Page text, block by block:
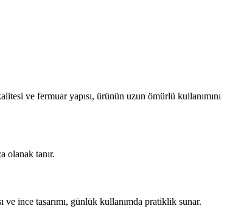
ve fermuar yapısı, ürünün uzun ömürlü kullanımını
olanak tanır.
ve ince tasarımı, günlük kullanımda pratiklik sunar.